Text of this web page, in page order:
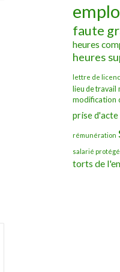
faute
heures
heures
lettre de
lieu de travail
modification
prise
rémunération
salarié protégé
torts de